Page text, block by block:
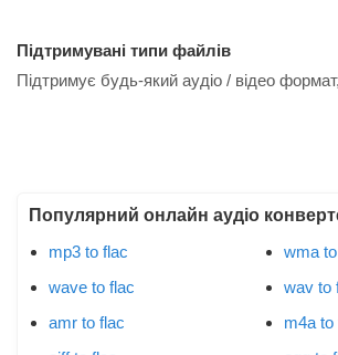
Підтримувані типи файлів
Підтримує будь-який аудіо / відео
Популярний онлайн аудіо
mp3 to flac
wave to flac
amr to flac
wma
wav to
m4a to